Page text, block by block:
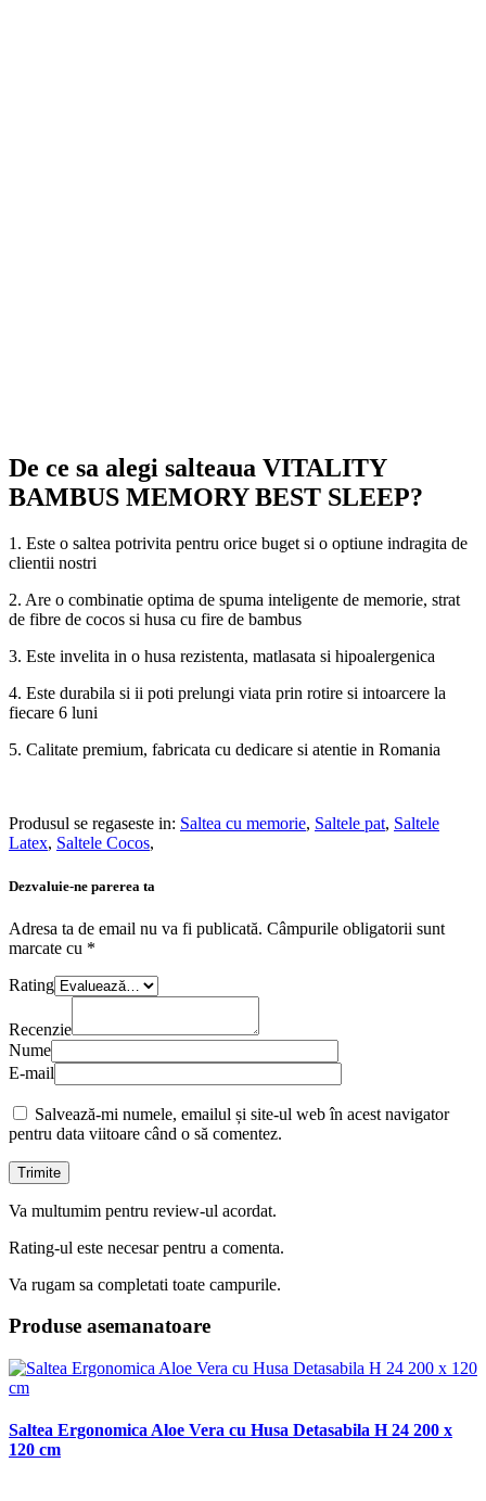
De ce sa alegi salteaua VITALITY
BAMBUS MEMORY BEST SLEEP?
1. Este o saltea potrivita pentru orice buget si o optiune indragita de
clientii nostri
2. Are o combinatie optima de spuma inteligente de memorie, strat
de fibre de cocos si husa cu fire de bambus
3. Este invelita in o husa rezistenta, matlasata si hipoalergenica
4. Este durabila si ii poti prelungi viata prin rotire si intoarcere la
fiecare 6 luni
5. Calitate premium, fabricata cu dedicare si atentie in Romania
Produsul se regaseste in: Saltea cu memorie, Saltele pat, Saltele
Latex, Saltele Cocos,
Dezvaluie-ne parerea ta
Adresa ta de email nu va fi publicată. Câmpurile obligatorii sunt
marcate cu *
Rating
Recenzie
Nume
E-mail
Salvează-mi numele, emailul și site-ul web în acest navigator
pentru data viitoare când o să comentez.
Va multumim pentru review-ul acordat.
Rating-ul este necesar pentru a comenta.
Va rugam sa completati toate campurile.
Produse asemanatoare
Saltea Ergonomica Aloe Vera cu Husa Detasabila H 24 200 x
120 cm